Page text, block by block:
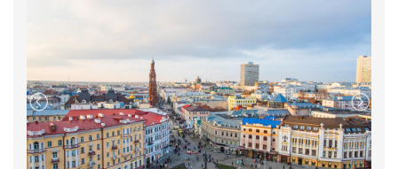
hàng . Nghỉ ngơi tại khách sạn 3 sao trung tâm thủ đô